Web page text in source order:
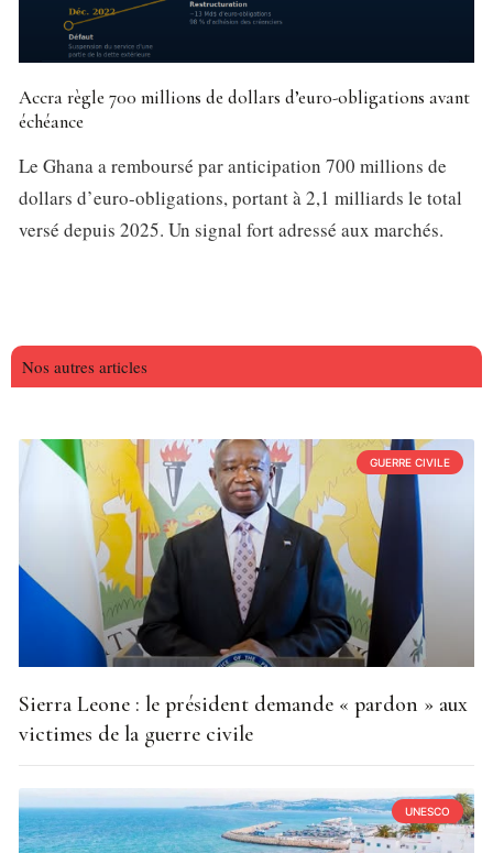
Accra règle 700 millions de dollars d’euro-obligations avant
échéance
Le Ghana a remboursé par anticipation 700 millions de
dollars d’euro-obligations, portant à 2,1 milliards le total
versé depuis 2025. Un signal fort adressé aux marchés.
Nos autres articles
GUERRE CIVILE
Sierra Leone : le président demande « pardon » aux
victimes de la guerre civile
UNESCO